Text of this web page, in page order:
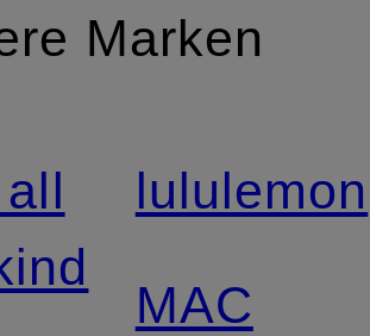
Marken
lululemon
MAC